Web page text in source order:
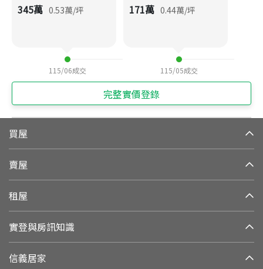
345萬 0.53萬/坪
115/06成交
171萬 0.44萬/坪
115/05成交
完整實價登錄
買屋
賣屋
租屋
實登與房訊知識
信義居家